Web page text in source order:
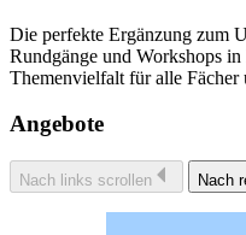
Die perfekte Ergänzung zum
Rundgänge und Workshops
Themenvielfalt für alle Fächer
Angebote
Nach links scrollen Nach